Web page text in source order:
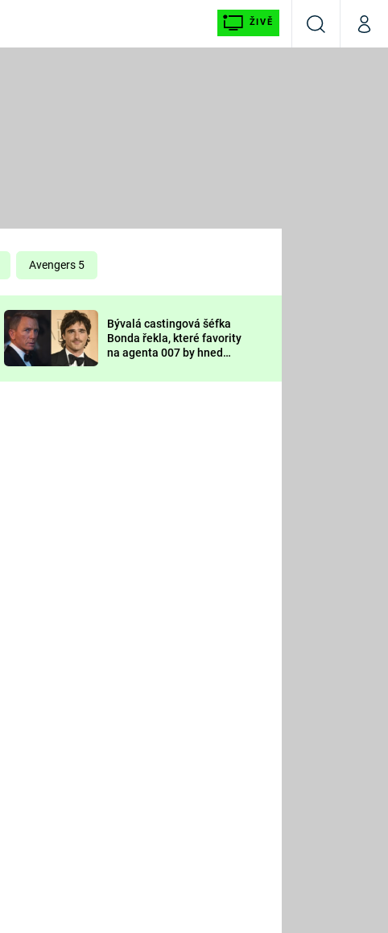
ŽIVĚ
VyhledáváníMůj
Prima LAJK
Sledujte nás
Avengers 5
Bývalá castingová šéfka
Bonda řekla, které favority
na agenta 007 by hned